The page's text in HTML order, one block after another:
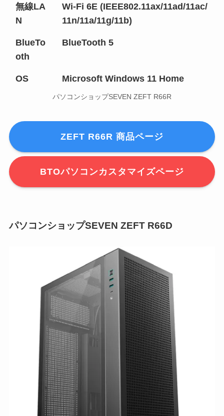
無線LA
N
Wi-Fi 6E (IEEE802.11ax/11ad/11ac/
11n/11a/11g/11b)
BlueTo
oth
BlueTooth 5
OS Microsoft Windows 11 Home
パソコンショップSEVEN ZEFT R66R
ZEFT R66R 商品ページ
BTOパソコンカスタマイズページ
パソコンショップSEVEN ZEFT R66D